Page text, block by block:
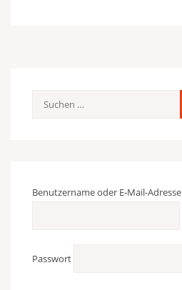
Suchen
Benutzername oder E-Mail-Adresse
Passwort